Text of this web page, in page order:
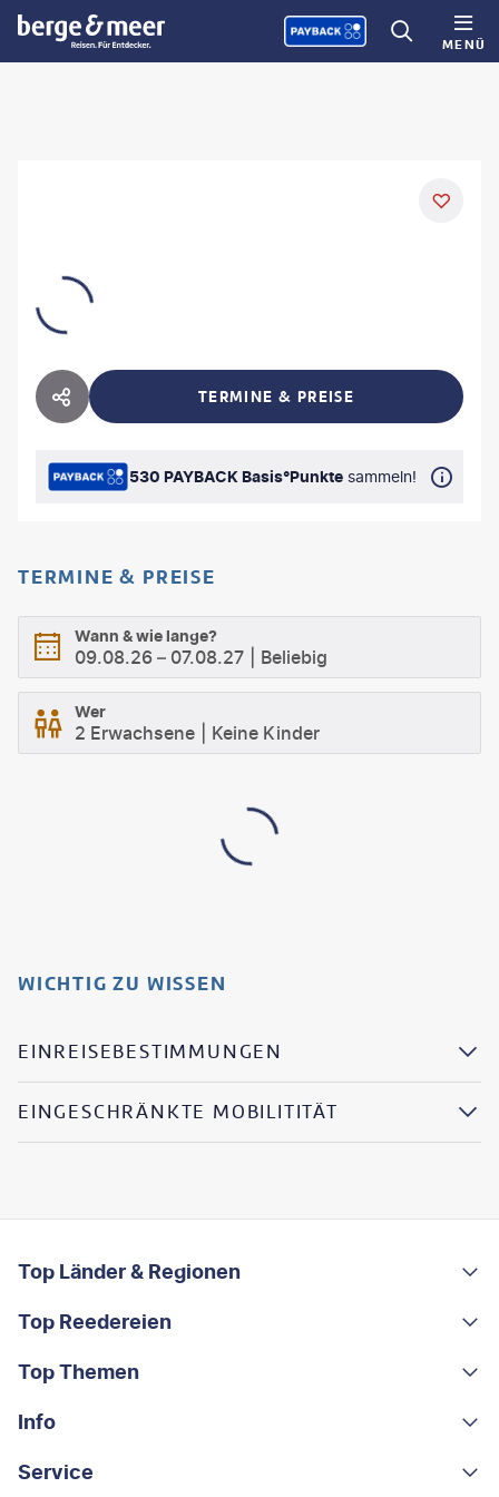
MENÜ
HOTEL TEILEN TERMINE & PREISE
530 PAYBACK Basis°Punkte sammeln!
TERMINE & PREISE
Wann & wie lange?
09.08.26 – 07.08.27 Beliebig
Wer
2 Erwachsene Keine Kinder
WICHTIG ZU WISSEN
EINREISEBESTIMMUNGEN
EINGESCHRÄNKTE MOBILITITÄT
Footer navigation
Top Länder & Regionen
Portugal
Albanien
Griechenland
Top Reedereien
AIDA
MSC Cruises
Costa Kreuzfahrten
Top Themen
Rundreisen
Kleingruppen-Rundreisen
Info
Über uns
Service